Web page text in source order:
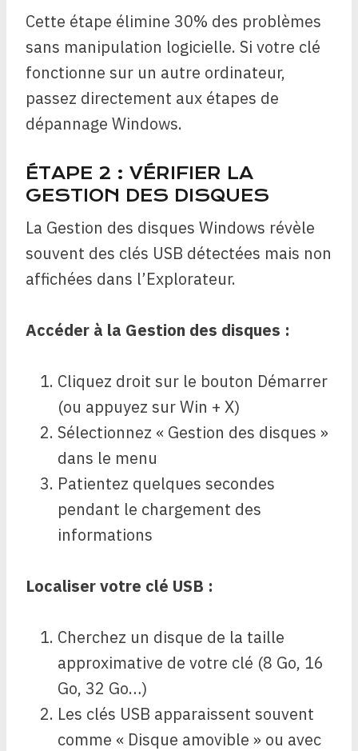
Cette étape élimine 30% des problèmes
sans manipulation logicielle. Si votre clé
fonctionne sur un autre ordinateur,
passez directement aux étapes de
dépannage Windows.
ÉTAPE 2 : VÉRIFIER LA
GESTION DES DISQUES
La Gestion des disques Windows révèle
souvent des clés USB détectées mais non
affichées dans l’Explorateur.
Accéder à la Gestion des disques :
Cliquez droit sur le bouton Démarrer
(ou appuyez sur Win + X)
Sélectionnez « Gestion des disques »
dans le menu
Patientez quelques secondes
pendant le chargement des
informations
Localiser votre clé USB :
Cherchez un disque de la taille
approximative de votre clé (8 Go, 16
Go, 32 Go…)
Les clés USB apparaissent souvent
comme « Disque amovible » ou avec